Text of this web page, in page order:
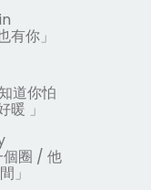
有你」
道你怕
暖 」
個圈 / 他
」